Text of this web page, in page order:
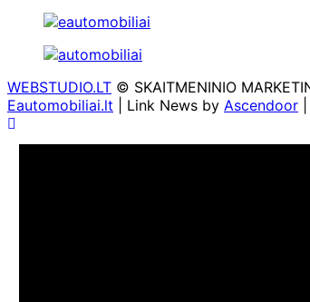
WEBSTUDIO.LT © SKAITMENINIO
Eautomobiliai.lt | Link News by Ascendoor